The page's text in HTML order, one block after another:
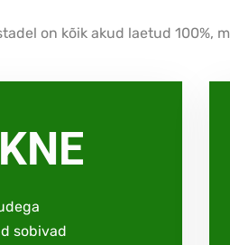
on kõik akud laetud 100%,
sobivad